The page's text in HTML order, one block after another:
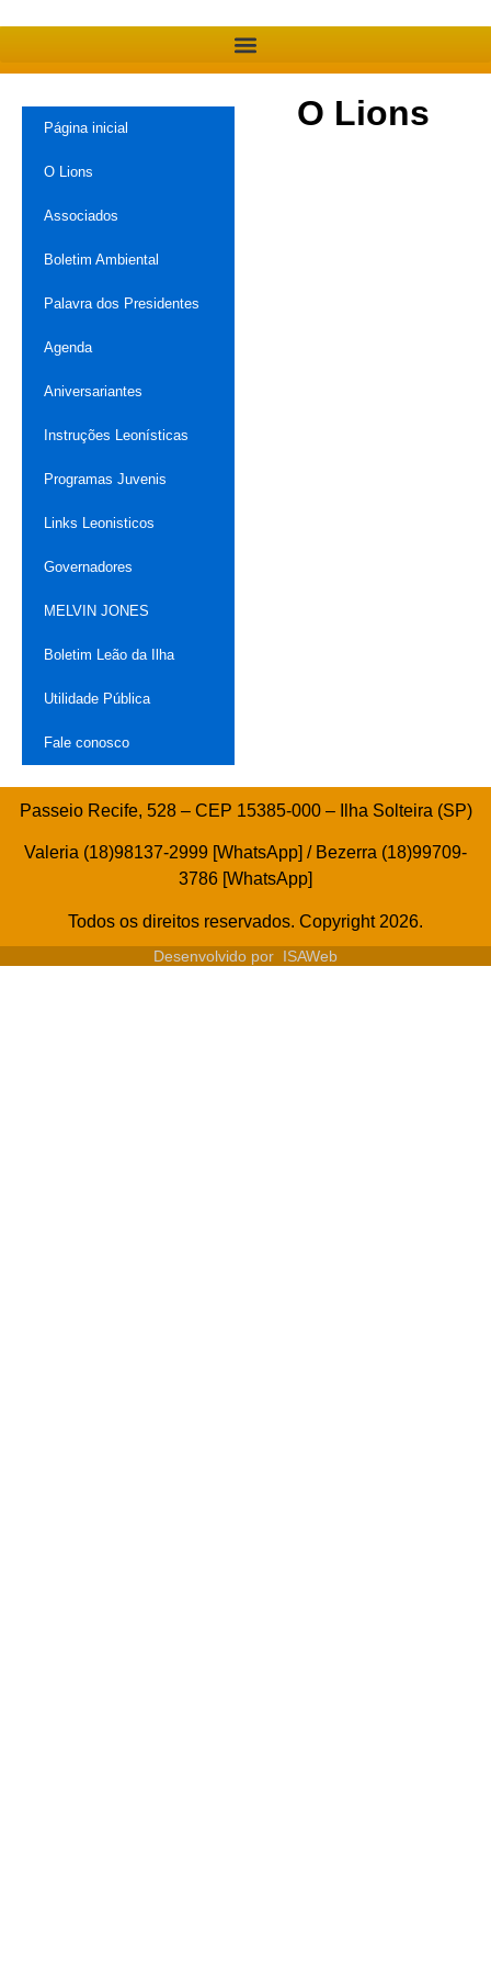
O Lions
Página inicial
O Lions
Associados
Boletim Ambiental
Palavra dos Presidentes
Agenda
Aniversariantes
Instruções Leonísticas
Programas Juvenis
Links Leonisticos
Governadores
MELVIN JONES
Boletim Leão da Ilha
Utilidade Pública
Fale conosco
Passeio Recife, 528 – CEP 15385-000 – Ilha Solteira (SP)
Valeria (18)98137-2999 [WhatsApp] / Bezerra (18)99709-
3786 [WhatsApp]
Todos os direitos reservados. Copyright 2026.
Desenvolvido por ISAWeb